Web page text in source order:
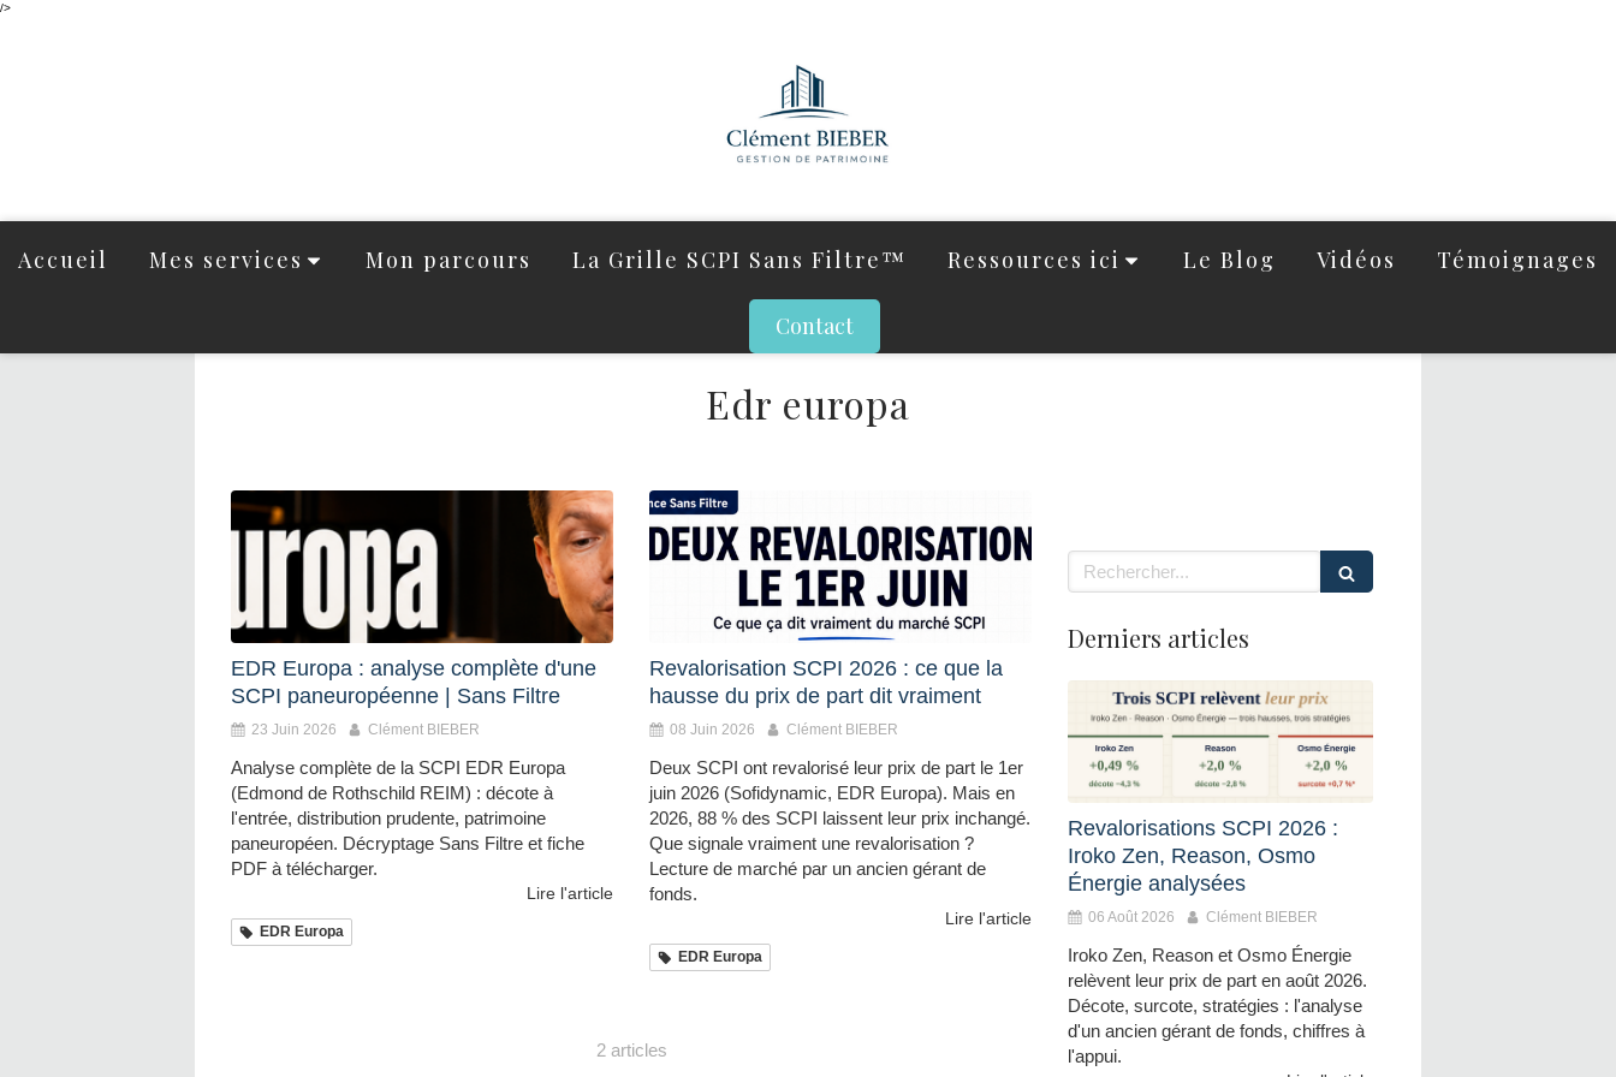
/>
Accueil Mes services Mon parcours La Grille SCPI Sans Filtre™ Ressources ici Le Blog Vidéos Témoignages
Contact
Edr europa
EDR Europa : analyse complète d'une
SCPI paneuropéenne | Sans Filtre
23 Juin 2026 Clément BIEBER
Analyse complète de la SCPI EDR Europa
(Edmond de Rothschild REIM) : décote à
l'entrée, distribution prudente, patrimoine
paneuropéen. Décryptage Sans Filtre et fiche
PDF à télécharger.
Lire l'article
EDR Europa
Revalorisation SCPI 2026 : ce que la
hausse du prix de part dit vraiment
08 Juin 2026 Clément BIEBER
Deux SCPI ont revalorisé leur prix de part le 1er
juin 2026 (Sofidynamic, EDR Europa). Mais en
2026, 88 % des SCPI laissent leur prix inchangé.
Que signale vraiment une revalorisation ?
Lecture de marché par un ancien gérant de
fonds.
Lire l'article
EDR Europa
2 articles
Rechercher
Derniers articles
Revalorisations SCPI 2026 :
Iroko Zen, Reason, Osmo
Énergie analysées
06 Août 2026 Clément BIEBER
Iroko Zen, Reason et Osmo Énergie
relèvent leur prix de part en août 2026.
Décote, surcote, stratégies : l'analyse
d'un ancien gérant de fonds, chiffres à
l'appui.